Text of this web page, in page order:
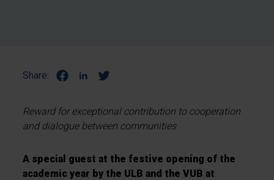
Share:
Reward for exceptional contribution to cooperation
and dialogue between communities
A special guest at the festive opening of the
academic year by the ULB and the VUB at